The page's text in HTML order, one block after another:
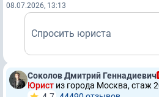
08.07.2026, 13:13
Спросить юриста
Соколов Дмитрий Геннадиевич
Юрист из города Москва, стаж